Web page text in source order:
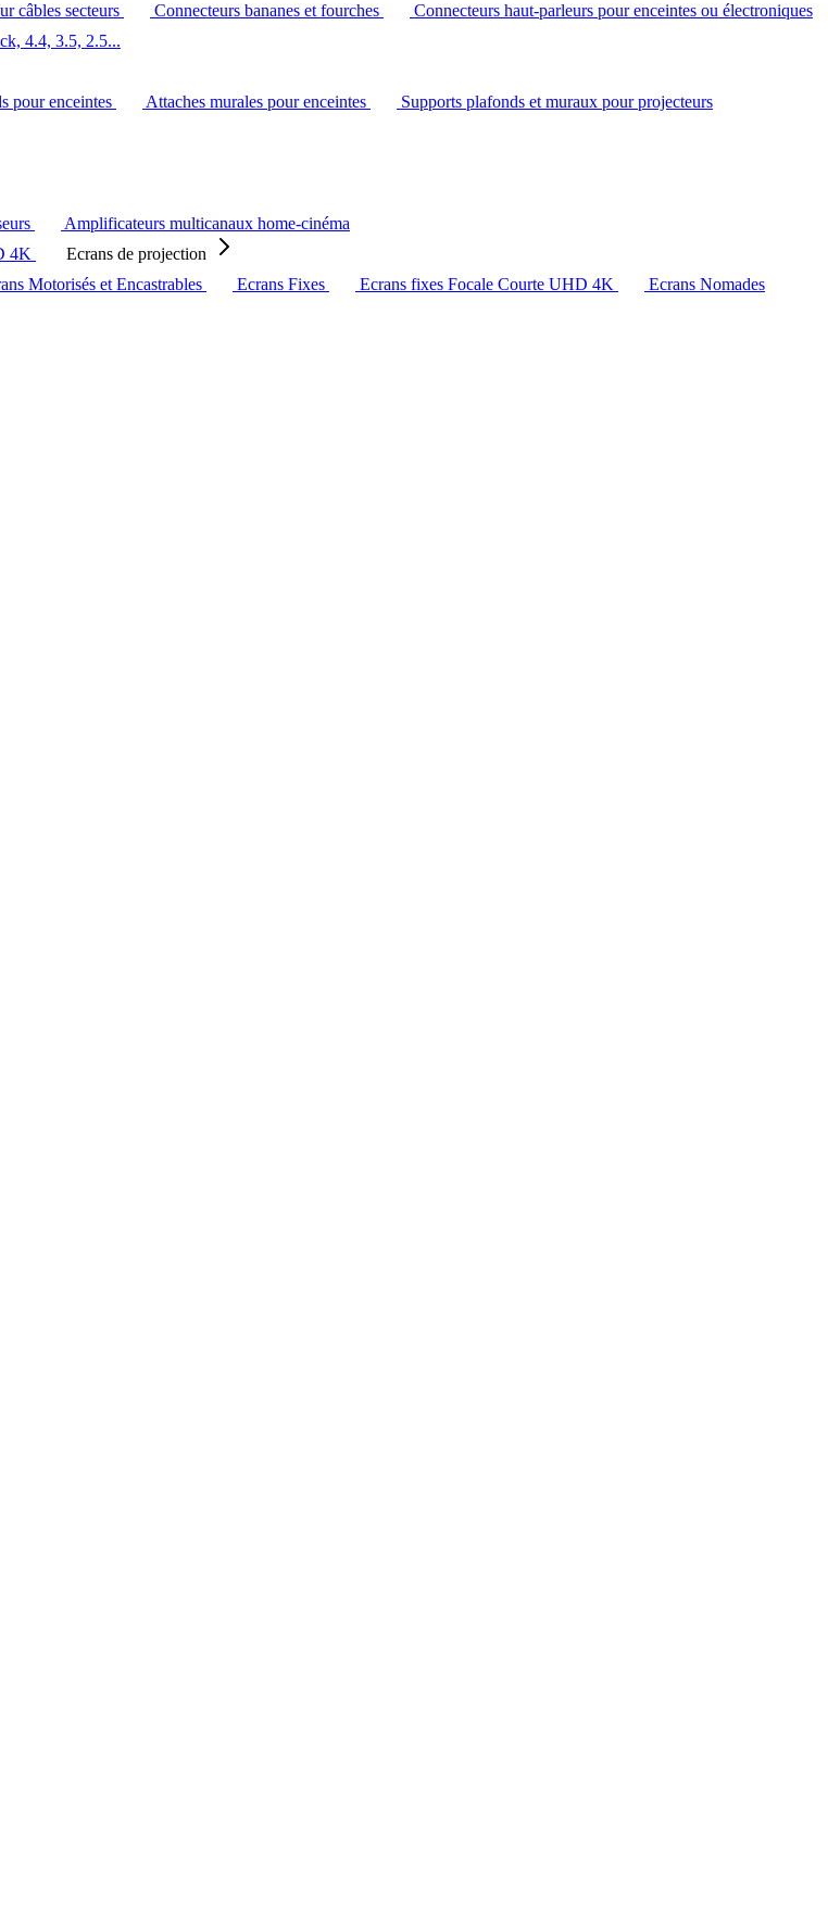
câbles secteurs Connecteurs bananes et fourches
Connecteurs haut-parleurs pour enceintes ou électroniques
4.4, 3.5, 2.5...
pour enceintes Attaches murales pour enceintes
Supports plafonds et muraux pour projecteurs
Amplificateurs multicanaux home-cinéma
4K
Ecrans de projection
Motorisés et Encastrables Ecrans Fixes Ecrans fixes Focale Courte UHD 4K
Ecrans Nomades